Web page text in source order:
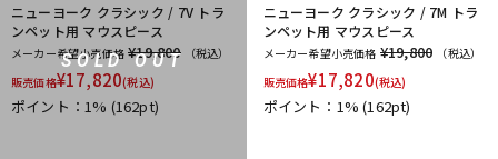
SOLD OUT
ニューヨーク クラシック / 7V トラ
ンペット用 マウスピース
メーカー希望小売価格 ¥19,800
（税込）
販売価格¥17,820(税込)
ポイント：1% (162pt)
ニューヨーク クラシック / 7M トラ
ンペット用 マウスピース
メーカー希望小売価格 ¥19,800
（税込）
販売価格¥17,820(税込)
ポイント：1%(162pt)